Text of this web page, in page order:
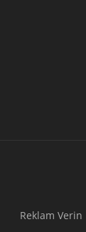
Reklam Verin